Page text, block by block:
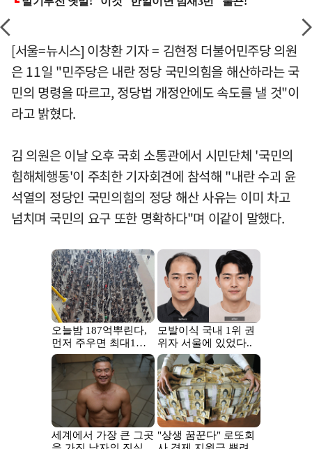
[서울=뉴시스] 이창환 기자 = 김현정 더불어민주당 의원
은 11일 "민주당은 내란 정당 국민의힘을 해산하라는 국
민의 명령을 따르고, 정당법 개정안에도 속도를 낼 것"이
라고 밝혔다.
김 의원은 이날 오후 국회 소통관에서 시민단체 '국민의
힘해체행동'이 주최한 기자회견에 참석해 "내란 수괴 윤
석열의 정당인 국민의힘의 정당 해산 사유는 이미 차고
넘치며 국민의 요구 또한 명확하다"며 이같이 말했다.